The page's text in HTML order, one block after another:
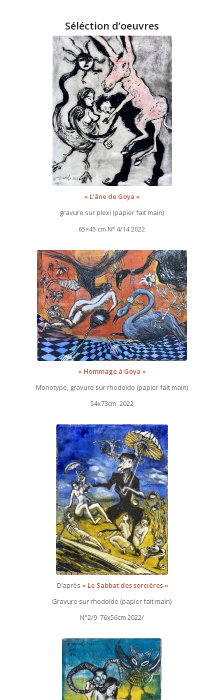
Séléction d’oeuvres
« L’âne de Goya »
gravure sur plexi (papier fait main)
65×45 cm N° 4/14 2022
« Hommage à Goya »
Monotype, gravure sur rhodoïde (papier fait main)
54x73cm 2022
D’après « Le Sabbat des sorcières »
Gravure sur rhodoïde (papier fait main)
N°2/9 76x56cm 2022/